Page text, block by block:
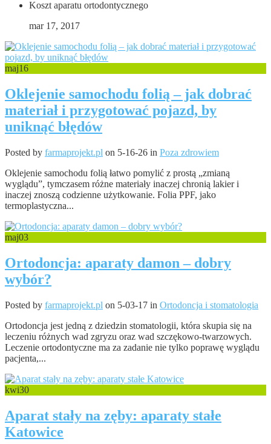
Koszt aparatu ortodontycznego
mar 17, 2017
maj16
Oklejenie samochodu folią – jak dobrać
materiał i przygotować pojazd, by
uniknąć błędów
Posted by farmaprojekt.pl on 5-16-26 in Poza zdrowiem
Oklejenie samochodu folią łatwo pomylić z prostą „zmianą
wyglądu”, tymczasem różne materiały inaczej chronią lakier i
inaczej znoszą codzienne użytkowanie. Folia PPF, jako
termoplastyczna...
maj03
Ortodoncja: aparaty damon – dobry
wybór?
Posted by farmaprojekt.pl on 5-03-17 in Ortodoncja i stomatologia
Ortodoncja jest jedną z dziedzin stomatologii, która skupia się na
leczeniu różnych wad zgryzu oraz wad szczękowo-twarzowych.
Leczenie ortodontyczne ma za zadanie nie tylko poprawę wyglądu
pacjenta,...
kwi30
Aparat stały na zęby: aparaty stałe
Katowice